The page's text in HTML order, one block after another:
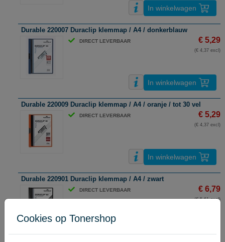
In winkelwagen
Durable 220007 Duraclip klemmap / A4 / donkerblauw
DIRECT LEVERBAAR € 5,29
(€ 4,37 excl)
In winkelwagen
Durable 220009 Duraclip klemmap / A4 / oranje / tot 30 vel
DIRECT LEVERBAAR € 5,29
(€ 4,37 excl)
In winkelwagen
Durable 220901 Duraclip klemmap / A4 / zwart
DIRECT LEVERBAAR € 6,79
(€ 5,61 excl)
Cookies op Tonershop